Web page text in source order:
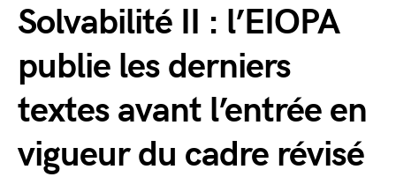
Solvabilité II : l’EIOPA
publie les derniers
textes avant l’entrée en
vigueur du cadre révisé